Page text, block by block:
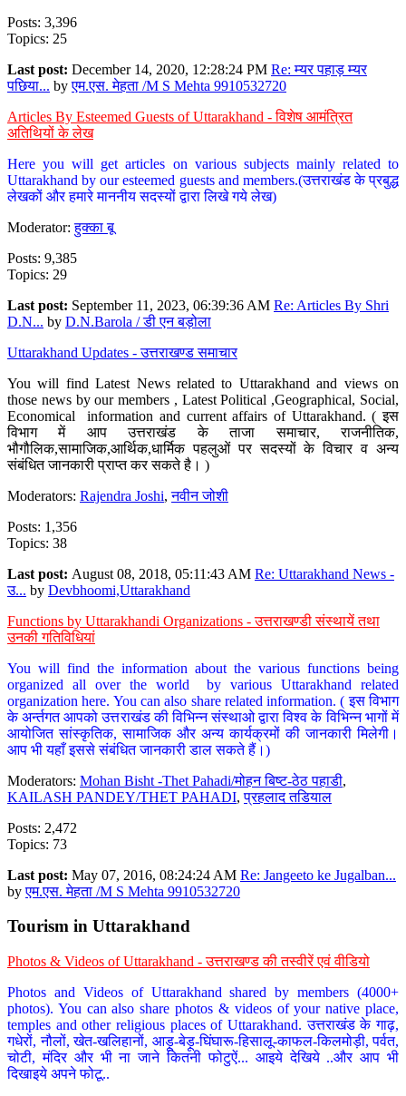
Posts: 3,396
Topics: 25
Last post: December 14, 2020, 12:28:24 PM Re: म्यर पहाड़ म्यर
पछिया... byएम.एस. मेहता /M S Mehta 9910532720
Articles By Esteemed Guests of Uttarakhand - विशेष आमंत्रित
अतिथियों के लेख
Here you will get articles on various subjects mainly related to
Uttarakhand by our esteemed guests and members.(उत्तराखंड के प्रबुद्ध
लेखकों और हमारे माननीय सदस्यों द्वारा लिखे गये लेख)
Moderator:हुक्का बू
Posts: 9,385
Topics: 29
Last post: September 11, 2023, 06:39:36 AM Re: Articles By Shri
D.N... by D.N.Barola / डी एन बड़ोला
Uttarakhand Updates - उत्तराखण्ड समाचार
You will find Latest News related to Uttarakhand and views on
those news by our members , Latest Political ,Geographical, Social,
Economical information and current affairs of Uttarakhand. ( इस
विभाग में आप उत्तराखंड के ताजा समाचार, राजनीतिक,
भौगौलिक,सामाजिक,आर्थिक,धार्मिक पहलुओं पर सदस्यों के विचार व अन्य
संबंधित जानकारी प्राप्त कर सकते है। )
Moderators: Rajendra Joshi,नवीन जोशी
Posts: 1,356
Topics: 38
Last post: August 08, 2018, 05:11:43 AM Re: Uttarakhand News -
उ... by Devbhoomi,Uttarakhand
Functions by Uttarakhandi Organizations - उत्तराखण्डी संस्थायें तथा
उनकी गतिविधियां
You will find the information about the various functions being
organized all over the world by various Uttarakhand related
organization here. You can also share related information. ( इस विभाग
के अर्न्तगत आपको उत्तराखंड की विभिन्न संस्थाओ द्वारा विश्व के विभिन्न भागों में
आयोजित सांस्कृतिक, सामाजिक और अन्य कार्यक्रमों की जानकारी मिलेगी।
आप भी यहाँ इससे संबंधित जानकारी डाल सकते हैं।)
Moderators: Mohan Bisht -Thet Pahadi/मोहन बिष्ट-ठेठ पहाडी,
KAILASH PANDEY/THET PAHADI,प्रहलाद तडियाल
Posts: 2,472
Topics: 73
Last post: May 07, 2016, 08:24:24 AM Re: Jangeeto ke Jugalban...
byएम.एस. मेहता /M S Mehta 9910532720
Tourism in Uttarakhand
Photos & Videos of Uttarakhand - उत्तराखण्ड की तस्वीरें एवं वीडियो
Photos and Videos of Uttarakhand shared by members (4000+
photos). You can also share photos & videos of your native place,
temples and other religious places of Uttarakhand. उत्तराखंड के गाढ़,
गधेरों, नौलों, खेत-खलिहानों, आड़ू-बेड़ू-घिंघारू-हिसालू-काफल-किलमोड़ी, पर्वत,
चोटी, मंदिर और भी ना जाने कितनी फोटुऐं... आइये देखिये ..और आप भी
दिखाइये अपने फोटू..